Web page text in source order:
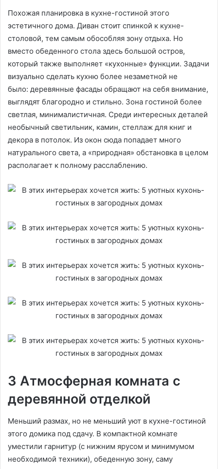
Похожая планировка в кухне-гостиной этого
эстетичного дома. Диван стоит спинкой к кухне-
столовой, тем самым обособляя зону отдыха. Но
вместо обеденного стола здесь большой остров,
который также выполняет «кухонные» функции. Задачи
визуально сделать кухню более незаметной не
было: деревянные фасады обращают на себя внимание,
выглядят благородно и стильно. Зона гостиной более
светлая, минималистичная. Среди интересных деталей
необычный светильник, камин, стеллаж для книг и
декора в потолок. Из окон сюда попадает много
натурального света, а «природная» обстановка в целом
располагает к полному расслаблению.
3 Атмосферная комната с
деревянной отделкой
Меньший размах, но не меньший уют в кухне-гостиной
этого домика под сдачу. В компактной комнате
уместили гарнитур (с нижним ярусом и минимумом
необходимой техники), обеденную зону, саму